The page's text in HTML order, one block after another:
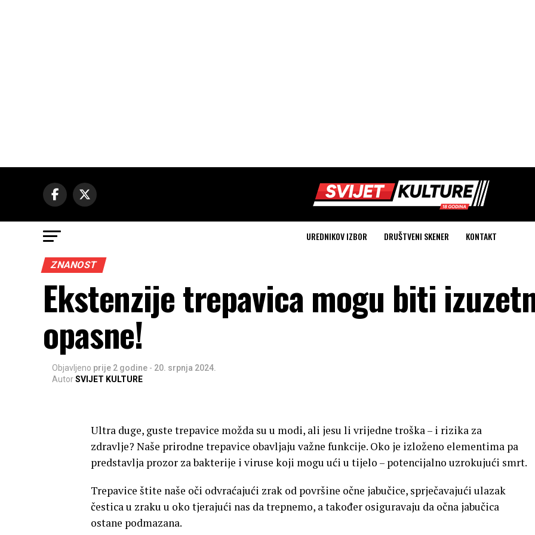
UREDNIKOV IZBOR DRUŠTVENI SKENER KONTAKT
ZNANOST
Ekstenzije trepavica mogu biti
opasne!
Objavljeno prije 2 godine - 20. srpnja 2024.
AutorSVIJET KULTURE
Ultra duge, guste trepavice možda su u modi, ali jesu li vrijedne troška – i rizika za
zdravlje? Naše prirodne trepavice obavljaju važne funkcije. Oko je izloženo elementima pa
predstavlja prozor za bakterije i viruse koji mogu ući u tijelo – potencijalno uzrokujući smrt.
Trepavice štite naše oči odvraćajući zrak od površine očne jabučice, sprječavajući ulazak
čestica u zraku u oko tjerajući nas da trepnemo, a također osiguravaju da očna jabučica
ostane podmazana.